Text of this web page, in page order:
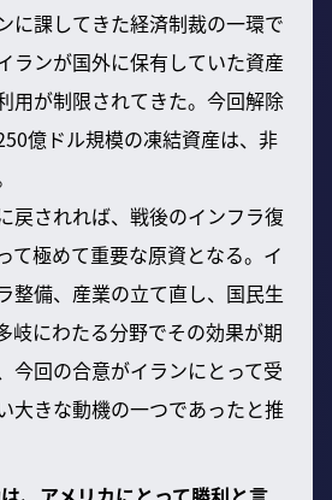
に課してきた経済制裁の一環で
ランが国外に保有していた資産
用が制限されてきた。今回解除
億ドル規模の凍結資産は、非
戻されれば、戦後のインフラ復
て極めて重要な原資となる。イ
整備、産業の立て直し、国民生
岐にわたる分野でその効果が期
今回の合意がイランにとって受
大きな動機の一つであったと推